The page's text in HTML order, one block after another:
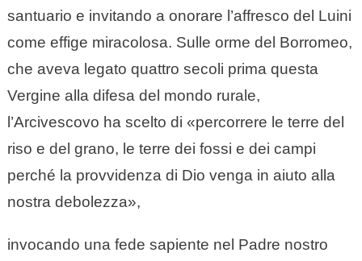
santuario e invitando a onorare l’affresco del Luini
come effige miracolosa. Sulle orme del Borromeo,
che aveva legato quattro secoli prima questa
Vergine alla difesa del mondo rurale,
l’Arcivescovo ha scelto di «percorrere le terre del
riso e del grano, le terre dei fossi e dei campi
perché la provvidenza di Dio venga in aiuto alla
nostra debolezza»,
invocando una fede sapiente nel Padre nostro